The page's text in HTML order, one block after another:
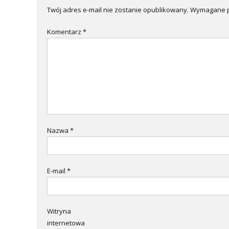
Twój adres e-mail nie zostanie opublikowany. Wymagane
Komentarz *
Nazwa *
E-mail *
Witryna
internetowa